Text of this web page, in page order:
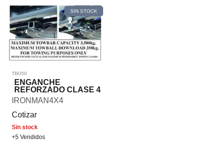
SIN STOCK
TB050
ENGANCHE
REFORZADO CLASE 4
IRONMAN4X4
Cotizar
Sin stock
+5 Vendidos